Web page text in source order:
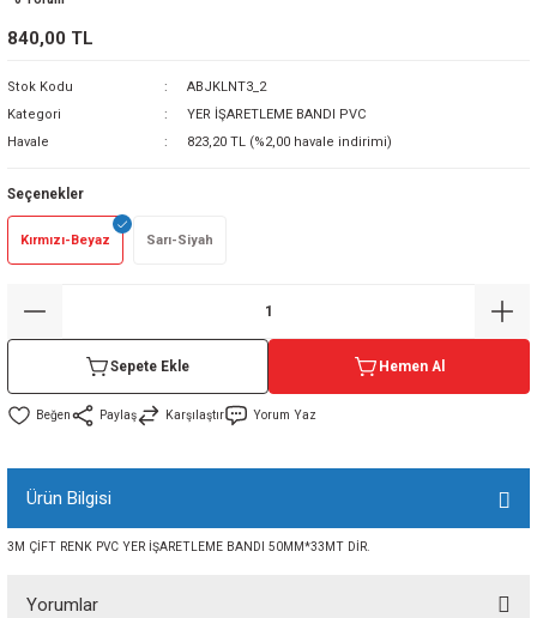
840,00 TL
Stok Kodu
ABJKLNT3_2
Kategori
YER İŞARETLEME BANDI PVC
Havale
823,20 TL (%2,00 havale indirimi)
Seçenekler
Kırmızı-Beyaz Sarı-Siyah
Sepete Ekle Hemen Al
Paylaş Karşılaştır Yorum Yaz
Ürün Bilgisi
3M ÇİFT RENK PVC YER İŞARETLEME BANDI 50MM*33MT DİR.
Yorumlar